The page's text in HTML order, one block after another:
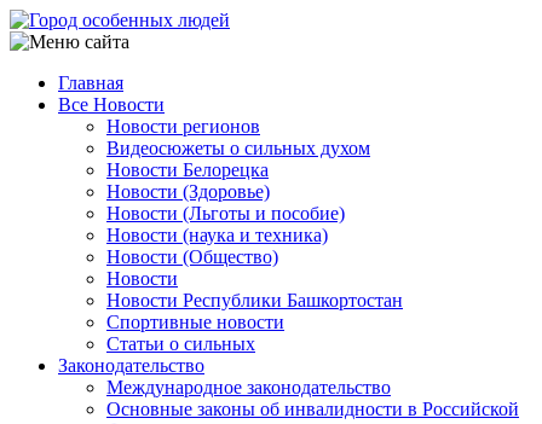
Перейти
к
содержанию
Main
navigation
Главная
Все Новости
Новости регионов
Видеосюжеты о сильных духом
Новости Белорецка
Новости (Здоровье)
Новости (Льготы и пособие)
Новости (наука и техника)
Новости (Общество)
Новости
Новости Республики Башкортостан
Спортивные новости
Статьи о сильных
Законодательство
Международное законодательство
Основные законы об инвалидности в Российской